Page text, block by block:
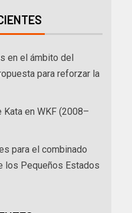
en el ámbito del
para reforzar la
Kata en WKF (2008–
para el combinado
los Pequeños Estados